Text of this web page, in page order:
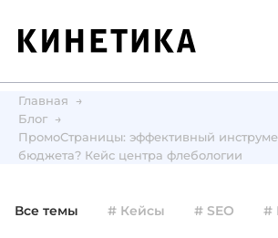
Главная
Блог
ПромоСтраницы: эффективный
бюджета? Кейс центра флебологии
Все темы # Кейсы # SEO #